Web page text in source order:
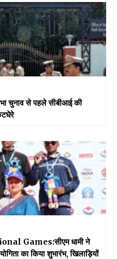
से पहले सीबीआई की
Games:सीएम धामी ने
का किया शुभारंभ, खिलाड़ियों